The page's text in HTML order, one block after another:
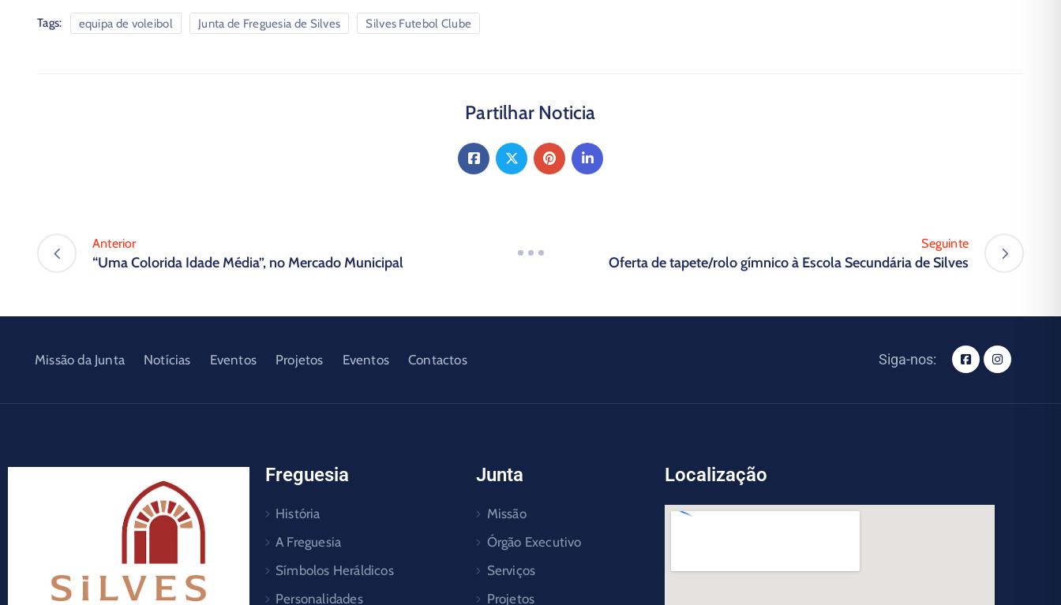
Tags: equipa de voleibol Junta de Freguesia de Silves Silves Futebol Clube
Partilhar Noticia
Anterior
“Uma Colorida Idade Média”, no Mercado Municipal
Seguinte
Oferta de tapete/rolo gímnico à Escola Secundária de Silves
Missão da Junta Notícias Eventos Projetos Eventos Contactos Siga-nos:
Freguesia
História
A Freguesia
Símbolos Heráldicos
Personalidades
Junta
Missão
Órgão Executivo
Serviços
Projetos
Localização